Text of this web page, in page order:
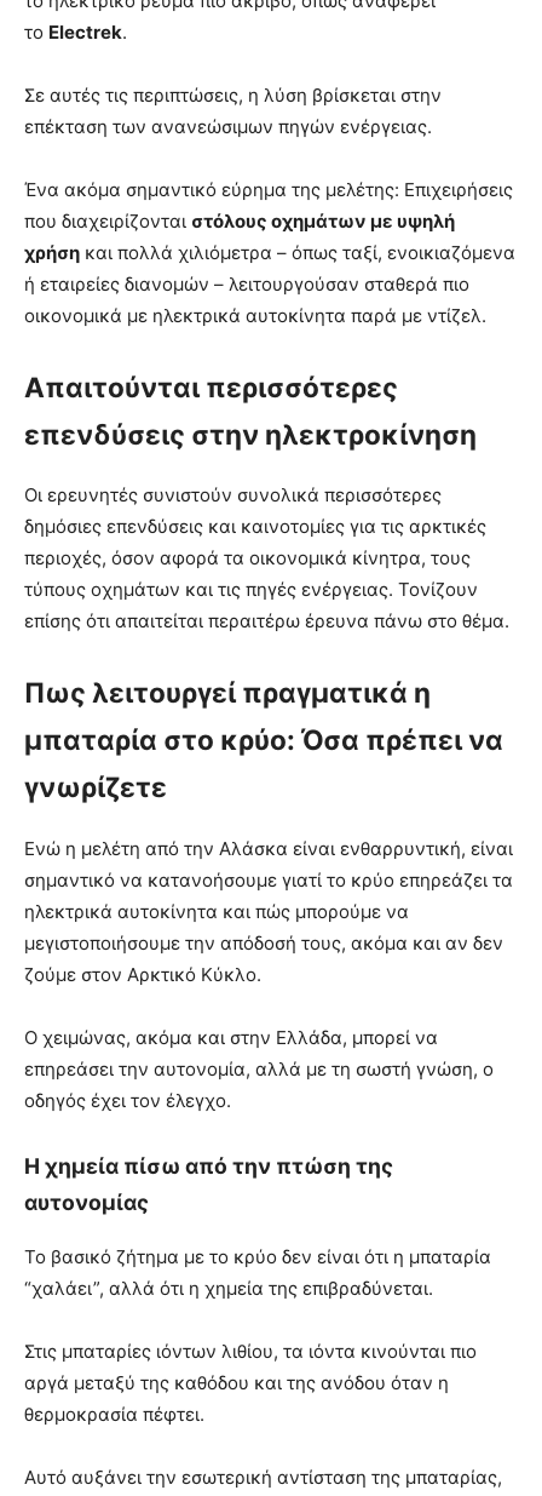
το Electrek.
Σε αυτές τις περιπτώσεις, η λύση βρίσκεται στην
επέκταση των ανανεώσιμων πηγών ενέργειας.
Ένα ακόμα σημαντικό εύρημα της μελέτης: Επιχειρήσεις
που διαχειρίζονται στόλους οχημάτων με υψηλή
χρήση και πολλά χιλιόμετρα – όπως ταξί, ενοικιαζόμενα
ή εταιρείες διανομών – λειτουργούσαν σταθερά πιο
οικονομικά με ηλεκτρικά αυτοκίνητα παρά με ντίζελ.
Απαιτούνται περισσότερες
επενδύσεις στην ηλεκτροκίνηση
Οι ερευνητές συνιστούν συνολικά περισσότερες
δημόσιες επενδύσεις και καινοτομίες για τις αρκτικές
περιοχές, όσον αφορά τα οικονομικά κίνητρα, τους
τύπους οχημάτων και τις πηγές ενέργειας. Τονίζουν
επίσης ότι απαιτείται περαιτέρω έρευνα πάνω στο θέμα.
Πως λειτουργεί πραγματικά η
μπαταρία στο κρύο: Όσα πρέπει να
γνωρίζετε
Ενώ η μελέτη από την Αλάσκα είναι ενθαρρυντική, είναι
σημαντικό να κατανοήσουμε γιατί το κρύο επηρεάζει τα
ηλεκτρικά αυτοκίνητα και πώς μπορούμε να
μεγιστοποιήσουμε την απόδοσή τους, ακόμα και αν δεν
ζούμε στον Αρκτικό Κύκλο.
Ο χειμώνας, ακόμα και στην Ελλάδα, μπορεί να
επηρεάσει την αυτονομία, αλλά με τη σωστή γνώση, ο
οδηγός έχει τον έλεγχο.
Η χημεία πίσω από την πτώση της
αυτονομίας
Το βασικό ζήτημα με το κρύο δεν είναι ότι η μπαταρία
“χαλάει”, αλλά ότι η χημεία της επιβραδύνεται.
Στις μπαταρίες ιόντων λιθίου, τα ιόντα κινούνται πιο
αργά μεταξύ της καθόδου και της ανόδου όταν η
θερμοκρασία πέφτει.
Αυτό αυξάνει την εσωτερική αντίσταση της μπαταρίας,